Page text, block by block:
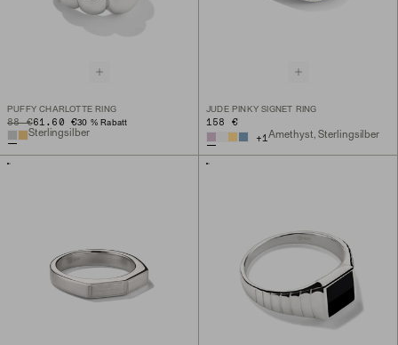
PUFFY CHARLOTTE RING
ORIGINAL PRICE
88 €
SALE PRICE61.60 €30 % Rabatt
Sterlingsilber
JUDE PINKY SIGNET RING
158 €
+1Amethyst, Sterlingsilber